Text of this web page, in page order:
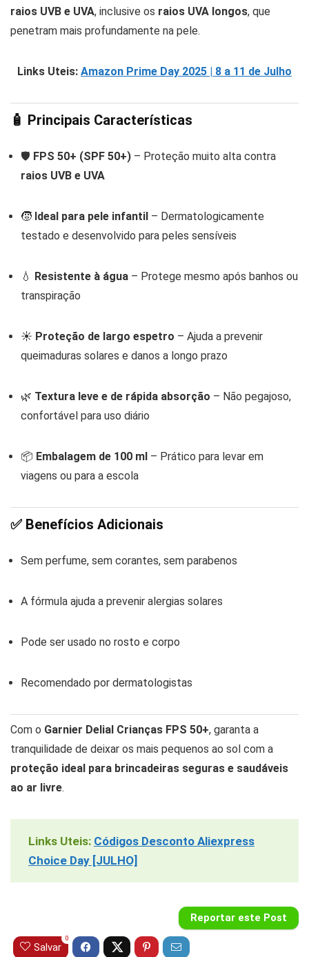
raios UVB e UVA, inclusive os raios UVA longos, que
penetram mais profundamente na pele.
Links Uteis: Amazon Prime Day 2025 | 8 a 11 de Julho
🧴 Principais Características
🛡️ FPS 50+ (SPF 50+) – Proteção muito alta contra
raios UVB e UVA
🧒 Ideal para pele infantil – Dermatologicamente
testado e desenvolvido para peles sensíveis
💧 Resistente à água – Protege mesmo após banhos ou
transpiração
☀️ Proteção de largo espetro – Ajuda a prevenir
queimaduras solares e danos a longo prazo
🌿 Textura leve e de rápida absorção – Não pegajoso,
confortável para uso diário
📦 Embalagem de 100 ml – Prático para levar em
viagens ou para a escola
✅ Benefícios Adicionais
Sem perfume, sem corantes, sem parabenos
A fórmula ajuda a prevenir alergias solares
Pode ser usado no rosto e corpo
Recomendado por dermatologistas
Com o Garnier Delial Crianças FPS 50+, garanta a
tranquilidade de deixar os mais pequenos ao sol com a
proteção ideal para brincadeiras seguras e saudáveis
ao ar livre.
Links Uteis: Códigos Desconto Aliexpress
Choice Day [JULHO]
Reportar este Post
Salvar
0